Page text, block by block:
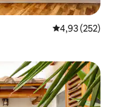
Середня
4,93 (252)